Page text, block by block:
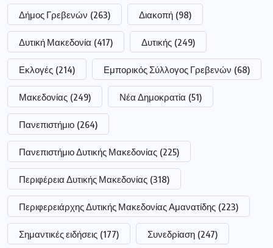
Δήμος Γρεβενών (263) Διακοπή (98)
Δυτική Μακεδονία (417) Δυτικής (249)
Εκλογές (214) Εμπορικός Σύλλογος Γρεβενών (68)
Μακεδονίας (249) Νέα Δημοκρατία (51)
Πανεπιστήμιο (264)
Πανεπιστήμιο Δυτικής Μακεδονίας (225)
Περιφέρεια Δυτικής Μακεδονίας (318)
Περιφερειάρχης Δυτικής Μακεδονίας Αμανατίδης (223)
Σημαντικές ειδήσεις (177) Συνεδρίαση (247)